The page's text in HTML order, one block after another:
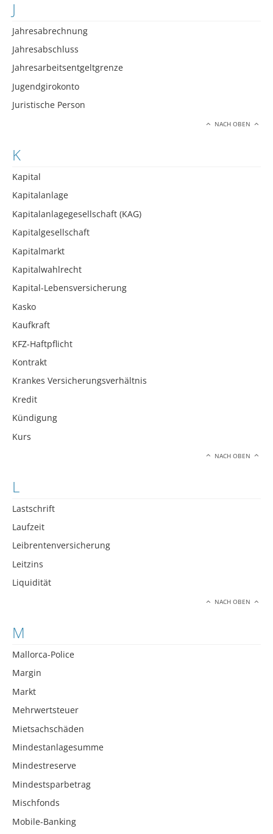
J
Jahresabrechnung
Jahresabschluss
Jahresarbeitsentgeltgrenze
Jugendgirokonto
Juristische Person
NACH OBEN
K
Kapital
Kapitalanlage
Kapitalanlagegesellschaft (KAG)
Kapitalgesellschaft
Kapitalmarkt
Kapitalwahlrecht
Kapital-Lebensversicherung
Kasko
Kaufkraft
KFZ-Haftpflicht
Kontrakt
Krankes Versicherungsverhältnis
Kredit
Kündigung
Kurs
NACH OBEN
L
Lastschrift
Laufzeit
Leibrentenversicherung
Leitzins
Liquidität
NACH OBEN
M
Mallorca-Police
Margin
Markt
Mehrwertsteuer
Mietsachschäden
Mindestanlagesumme
Mindestreserve
Mindestsparbetrag
Mischfonds
Mobile-Banking